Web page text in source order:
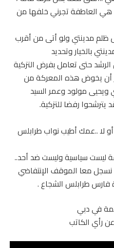
العاطفة تجرني خلفها من
ظلم مدينتي ولو أتى من أقرب
بالخيار وتحديد
حتى تعامل بفرض التزكية
أن يخوض هذه المعركة من
مولود وعمر السيد
رفضا للتزكية.
لا ..عمك أطيب نواب طرابلس
ليست سياسية وليست ضد أحد..
نسجل معا الموقف الإنتفاضي
فارس طرابلس الشجاع .
في دبي
رأي الكاتب